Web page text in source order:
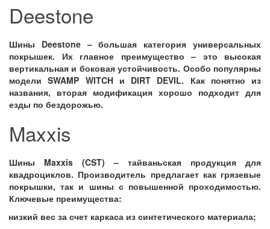
Deestone
Шины Deestone– большая категория универсальных
покрышек. Их главное преимущество – это высокая
вертикальная и боковая устойчивость. Особо популярны
моделиSWAMP WITCHи DIRT DEVIL. Как понятно из
названия, вторая модификация хорошо подходит для
езды по бездорожью.
Maxxis
Шины Maxxis (CST) – тайваньская продукция для
квадроциклов. Производитель предлагает как грязевые
покрышки, так и шины с повышенной проходимостью.
Ключевые преимущества:
низкий вес за счет каркаса из синтетического материала;